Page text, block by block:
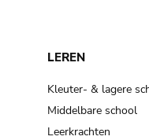
LEREN
Kleuter- & lagere
Middelbare school
Leerkrachten